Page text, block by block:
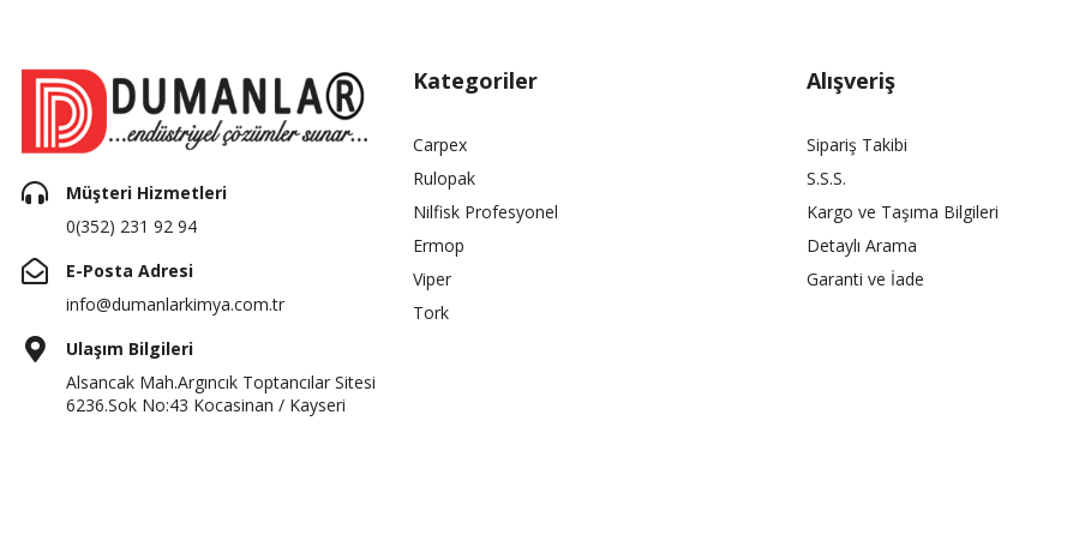
Müşteri Hizmetleri
0(352) 231 92 94
E-Posta Adresi
info@dumanlarkimya.com.tr
Ulaşım Bilgileri
Alsancak Mah.Argıncık Toptancılar Sitesi
6236.Sok No:43 Kocasinan / Kayseri
Kategoriler
Carpex
Rulopak
Nilfisk Profesyonel
Ermop
Viper
Tork
Alışveriş
Sipariş Takibi
S.S.S.
Kargo ve Taşıma Bilgileri
Detaylı Arama
Garanti ve İade